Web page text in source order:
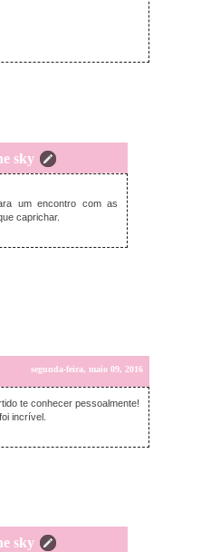
sky
terça-feira, maio 10, 2016
um encontro com as
caprichar.
segunda-feira, maio 09, 2016
te conhecer pessoalmente!
incrível.
sky